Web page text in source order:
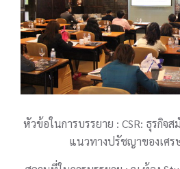
หัวข้อในการบรรยาย : CSR: ธุรกิจ
แนวทางปรัชญาของเศร